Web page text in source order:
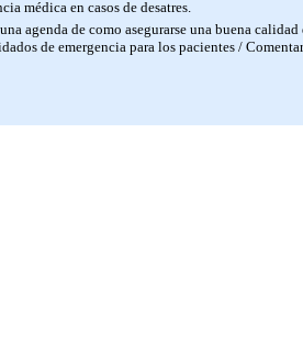
médica en casos de desatres.
agenda de como asegurarse una buena calidad
de emergencia para los pacientes /